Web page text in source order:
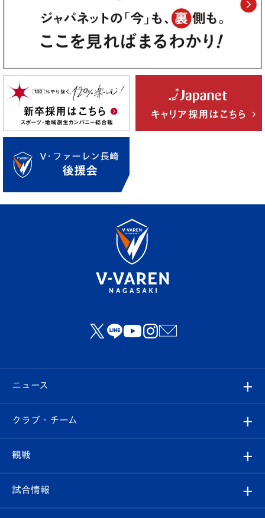
ニュース
すべて
クラブ
試合情報
クラブ・チーム
クラブ概要
観戦
観戦ルール
試合情報